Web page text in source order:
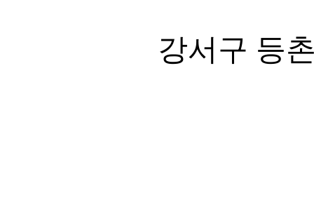
강서구 등